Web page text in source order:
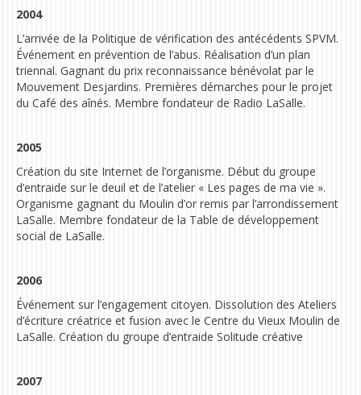
2004
L’arrivée de la Politique de vérification des antécédents SPVM.
Événement en prévention de l’abus. Réalisation d’un plan
triennal. Gagnant du prix reconnaissance bénévolat par le
Mouvement Desjardins. Premières démarches pour le projet
du Café des aînés. Membre fondateur de Radio LaSalle.
2005
Création du site Internet de l’organisme. Début du groupe
d’entraide sur le deuil et de l’atelier « Les pages de ma vie ».
Organisme gagnant du Moulin d’or remis par l’arrondissement
LaSalle. Membre fondateur de la Table de développement
social de LaSalle.
2006
Événement sur l’engagement citoyen. Dissolution des Ateliers
d’écriture créatrice et fusion avec le Centre du Vieux Moulin de
LaSalle. Création du groupe d’entraide Solitude créative
2007